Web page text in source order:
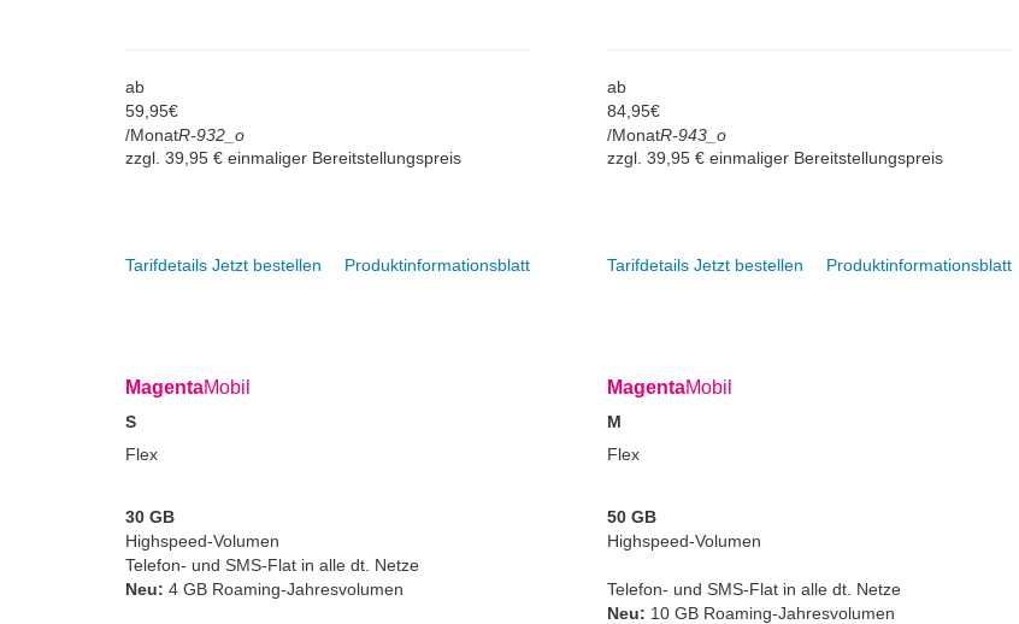
ab
59, 95€
/MonatR-932_o
zzgl. 39,95 € einmaliger Bereitstellungspreis
Produktinformationsblatt
Tarifdetails Jetzt bestellen
ab
84, 95€
/MonatR-943_o
zzgl. 39,95 € einmaliger Bereitstellungspreis
Produktinformationsblatt
Tarifdetails Jetzt bestellen
MagentaMobil
S
Flex
30 GB
Highspeed-Volumen
Telefon- und SMS-Flat in alle dt. Netze
Neu: 4 GB Roaming-Jahresvolumen
MagentaMobil
M
Flex
50 GB
Highspeed-Volumen
Telefon- und SMS-Flat in alle dt. Netze
Neu: 10 GB Roaming-Jahresvolumen